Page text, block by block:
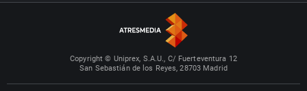
Copyright © Uniprex, S.A.U., C/ Fuerteventura 12
San Sebastián de los Reyes, 28703 Madrid